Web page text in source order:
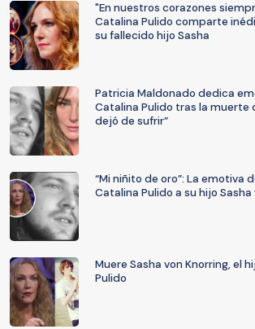
"En nuestros corazones
Catalina Pulido comparte
su fallecido hijo Sasha
Patricia Maldonado dedica
Catalina Pulido tras la muerte
dejó de sufrir”
“Mi niñito de oro”: La emotiva
Catalina Pulido a su hijo Sasha
Muere Sasha von Knorring, el
Pulido